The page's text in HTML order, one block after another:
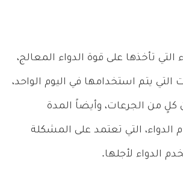
التي تأخذها على قوة الدواء المعالج،
يتم استخدامها في اليوم الواحد،
كلٍ من الجرعات، وأيضاً المدة
الدواء، التي تعتمد على المشكلة
الدواء لأجلها.